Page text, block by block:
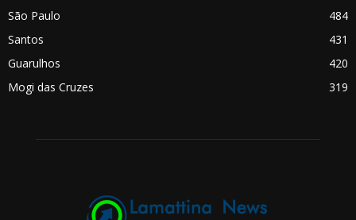
São Paulo
484
Santos
431
Guarulhos
420
Mogi das Cruzes
319